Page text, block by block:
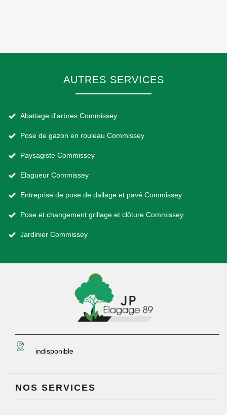
AUTRES SERVICES
Abattage d'arbres Commissey
Pose de gazon en rouleau Commissey
Paysagiste Commissey
Elagueur Commissey
Entreprise de pose de dallage et pavé Commissey
Pose et changement grillage et clôture Commissey
Jardinier Commissey
indisponible
NOS SERVICES